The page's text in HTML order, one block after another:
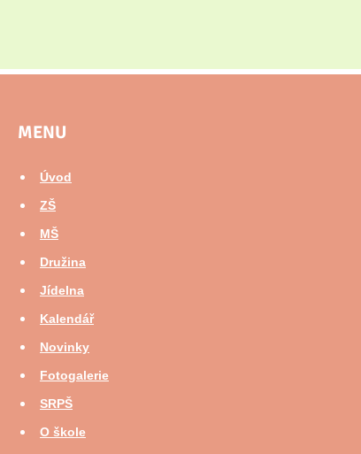
MENU
Úvod
ZŠ
MŠ
Družina
Jídelna
Kalendář
Novinky
Fotogalerie
SRPŠ
O škole